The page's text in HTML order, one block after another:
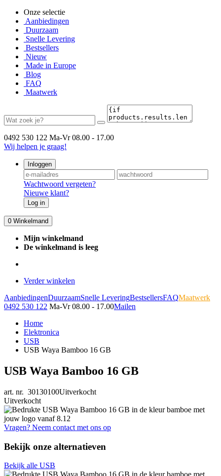
Onze selectie
Aanbiedingen
Duurzaam
Snelle Levering
Bestsellers
Nieuw
Made in Europe
Blog
FAQ
Maatwerk
0492 530 122 Ma-Vr 08.00 - 17.00
Wij helpen je graag!
Inloggen
Wachtwoord vergeten?
Nieuwe klant?
Log in
0 Winkelmand
Mijn winkelmand
De winkelmand is leeg
Verder winkelen
AanbiedingenDuurzaamSnelle LeveringBestsellersFAQMaatwerk
0492 530 122 Ma-Vr 08.00 - 17.00Mailen
Home
Elektronica
USB
USB Waya Bamboo 16 GB
USB Waya Bamboo 16 GB
art. nr. 30130100Uitverkocht
Uitverkocht
Vragen? Neem contact met ons op
Bekijk onze alternatieven
Bekijk alle USB